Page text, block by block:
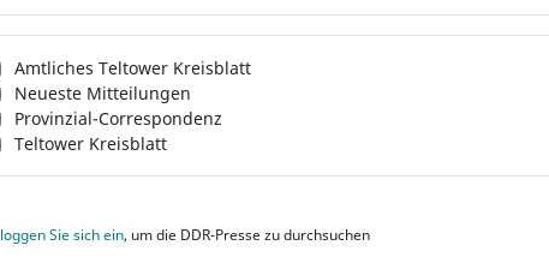
Amtliches Teltower Kreisblatt
Neueste Mitteilungen
Provinzial-Correspondenz
Teltower Kreisblatt
loggen Sie sich ein, um die DDR-Presse zu durchsuchen